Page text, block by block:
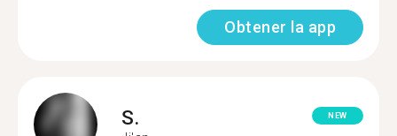
Obtener la app
S. NEW